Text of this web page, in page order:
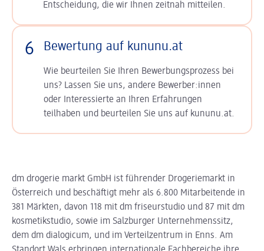
Entscheidung, die wir Ihnen zeitnah mitteilen.
6 Bewertung auf kununu.at
Wie beurteilen Sie Ihren Bewerbungsprozess bei
uns? Lassen Sie uns, andere Bewerber:innen
oder Interessierte an Ihren Erfahrungen
teilhaben und beurteilen Sie uns auf kununu.at.
dm drogerie markt GmbH ist führender Drogeriemarkt in
Österreich und beschäftigt mehr als 6.800 Mitarbeitende in
381 Märkten, davon 118 mit dm friseurstudio und 87 mit dm
kosmetikstudio, sowie im Salzburger Unternehmenssitz,
dem dm dialogicum, und im Verteilzentrum in Enns. Am